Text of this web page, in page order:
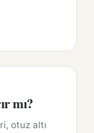
mı?
otuz altı